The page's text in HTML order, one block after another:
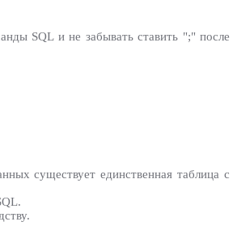
SQL и не забывать ставить ";" после
существует единственная таблица с